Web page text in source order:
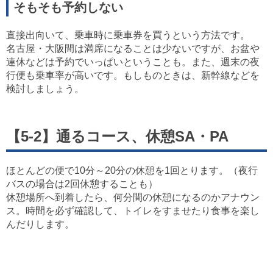
そもそも予約しない
直接出向いて、乗車時に乗車券を買うという方法です。
名古屋・大阪間は満席になることは少ないですが、お盆や
連休などは予約でいっぱいということも。また、週末の夜
行便も乗車率が高いです。もしものときは、新幹線などを
検討しましょう。
【5-2】通るコース、休憩SA・PA
ほとんどの便で10分～20分の休憩を1回とります。（夜行
バスの場合は2回休憩することも）
休憩場所へ到着したら、何分間の休憩になるのかアナウン
ス。時間を必ず確認して、トイレをすませたり食事を楽し
んだりします。